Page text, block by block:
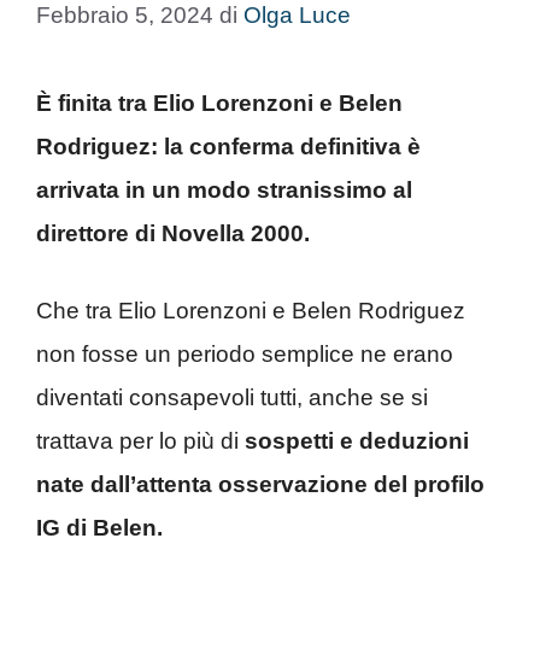
Febbraio 5, 2024 di Olga Luce
È finita tra Elio Lorenzoni e Belen
Rodriguez: la conferma definitiva è
arrivata in un modo stranissimo al
direttore di Novella 2000.
Che tra Elio Lorenzoni e Belen Rodriguez
non fosse un periodo semplice ne erano
diventati consapevoli tutti, anche se si
trattava per lo più di sospetti e deduzioni
nate dall’attenta osservazione del profilo
IG di Belen.